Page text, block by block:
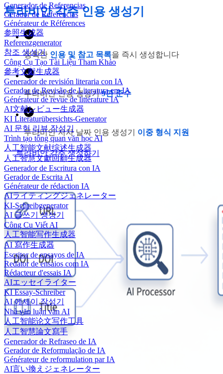
Generador de Referencias
Gerador de Referências
Générateur de Références
参照生成器
Referenzgenerator
참조 생성기
Công Cụ Tạo Tài Liệu Tham Khảo
參考文獻生成器
Generador de revisión literaria con IA
Gerador de Revisão de Literatura em IA
Générateur de revue de littérature IA
AI文献レビュー生成器
KI Literaturübersichts-Generator
AI 문헌 리뷰 작성기
Trình tạo tổng quan văn học AI
人工智能文献综述生成器
人工智慧文獻回顧生成器
Generador de Escritura con IA
Gerador de Escrita AI
Générateur de rédaction IA
AIライティングジェネレーター
KI-Schreibgenerator
AI 글쓰기 생성기
Công Cụ Viết AI
人工智能写作生成器
AI 寫作生成器
Escritor de ensayos de IA
Redator de ensaios com IA
Rédacteur d'essais IA
AIエッセイライター
KI Essay-Schreiber
AI 에세이 작성기
Nhà văn luận văn AI
人工智能论文写作工具
人工智慧論文寫手
Generador de Refraseo de IA
Gerador de Reformulação de IA
Générateur de reformulation par IA
AI言い換えジェネレーター
투라비안 각주 인용 생성기
정확한 인용 및 참고 목록을 즉시 생성합니다
투라비안 인용 생성기9판 준수
투라비안 저자 날짜 인용 생성기 이중 형식 지원
투라비안 각주 생성하기